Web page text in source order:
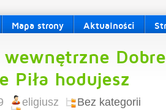
Mapa strony Aktualności
wewnętrzne
Piła hodujesz
eligiusz Bez kategorii